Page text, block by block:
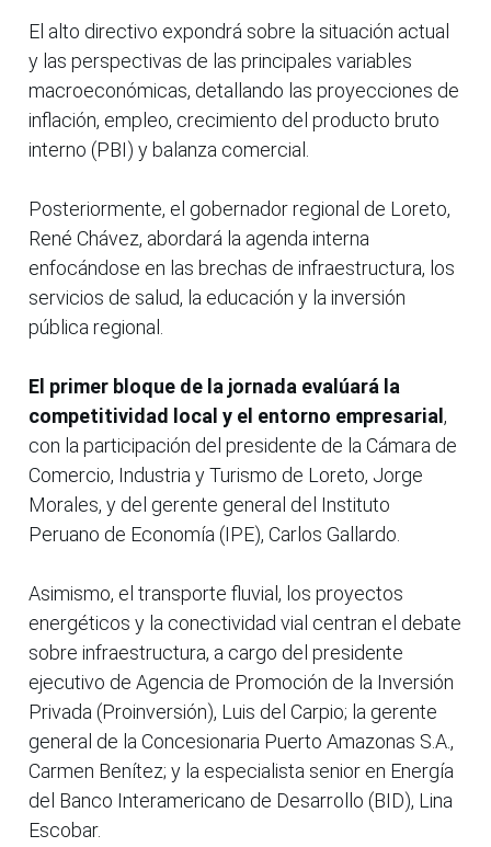
El alto directivo expondrá sobre la situación actual
y las perspectivas de las principales variables
macroeconómicas, detallando las proyecciones de
inflación, empleo, crecimiento del producto bruto
interno (PBI) y balanza comercial.
Posteriormente, el gobernador regional de Loreto,
René Chávez, abordará la agenda interna
enfocándose en las brechas de infraestructura, los
servicios de salud, la educación y la inversión
pública regional.
El primer bloque de la jornada evalúará la
competitividad local y el entorno empresarial ,
con la participación del presidente de la Cámara de
Comercio, Industria y Turismo de Loreto, Jorge
Morales, y del gerente general del Instituto
Peruano de Economía (IPE), Carlos Gallardo.
Asimismo, el transporte fluvial, los proyectos
energéticos y la conectividad vial centran el debate
sobre infraestructura, a cargo del presidente
ejecutivo de Agencia de Promoción de la Inversión
Privada (Proinversión), Luis del Carpio; la gerente
general de la Concesionaria Puerto Amazonas S.A.,
Carmen Benítez; y la especialista senior en Energía
del Banco Interamericano de Desarrollo (BID), Lina
Escobar.